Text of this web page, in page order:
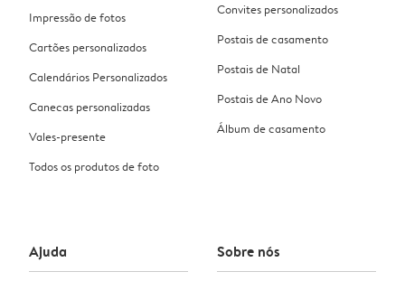
Impressão de fotos
Cartões personalizados
Calendários Personalizados
Canecas personalizadas
Vales-presente
Todos os produtos de foto
Convites personalizados
Postais de casamento
Postais de Natal
Postais de Ano Novo
Álbum de casamento
Ajuda Sobre nós